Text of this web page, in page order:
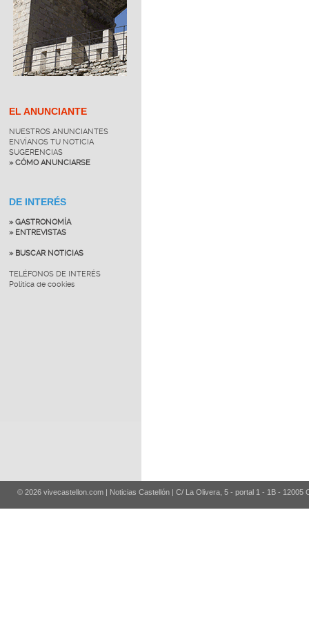
EL ANUNCIANTE
NUESTROS ANUNCIANTES
ENVÍANOS TU NOTICIA
SUGERENCIAS
» CÓMO ANUNCIARSE
DE INTERÉS
» GASTRONOMÍA
» ENTREVISTAS
» BUSCAR NOTICIAS
TELÉFONOS DE INTERÉS
Política de cookies
© 2026 vivecastellon.com | Noticias Castellón | C/ La Olivera, 5 - portal 1 - 1B - 12005